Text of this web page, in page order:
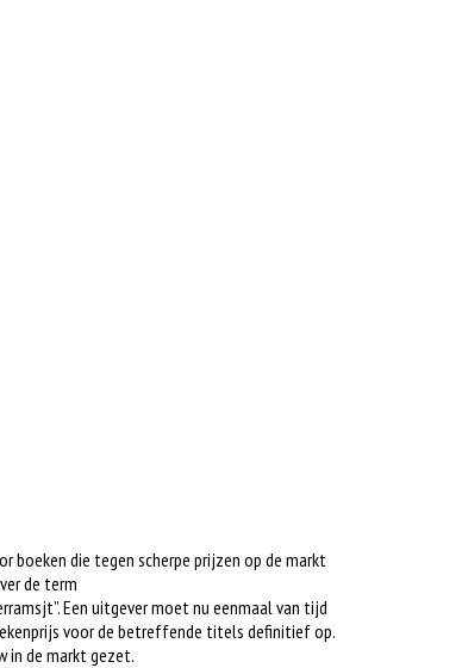
boeken die tegen scherpe prijzen op de markt
de term
Een uitgever moet nu eenmaal van tijd
voor de betreffende titels definitief op.
in de markt gezet.